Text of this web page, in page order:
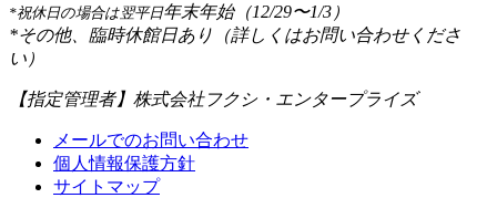
*祝休日の場合は翌平日年末年始（12/29〜1/3）
*その他、臨時休館日あり（詳しくはお問い合わせくださ
い）
【指定管理者】 株式会社フクシ・エンタープライズ
メールでのお問い合わせ
個人情報保護方針
サイトマップ